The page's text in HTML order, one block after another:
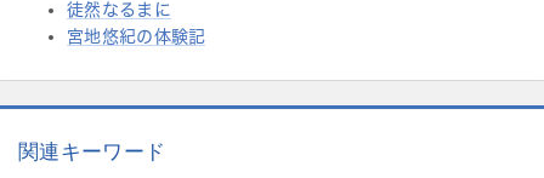
徒然なるまに
宮地悠紀の体験記
関連キーワード